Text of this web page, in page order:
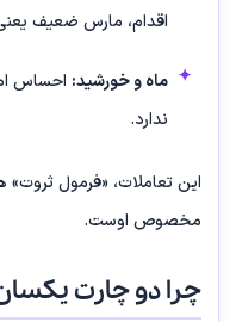
اقدام، مارس ضعیف
ماه و خورشید: احساس
ندارد.
این تعاملات، «فرمول ثروت»
مخصوص اوست.
چرا دو چارت